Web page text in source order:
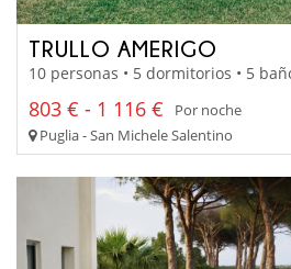
TRULLO AMERIGO
10 personas • 5 dormitorios • 5
803 € - 1 116 €
Por noche
Puglia - San Michele Salentino